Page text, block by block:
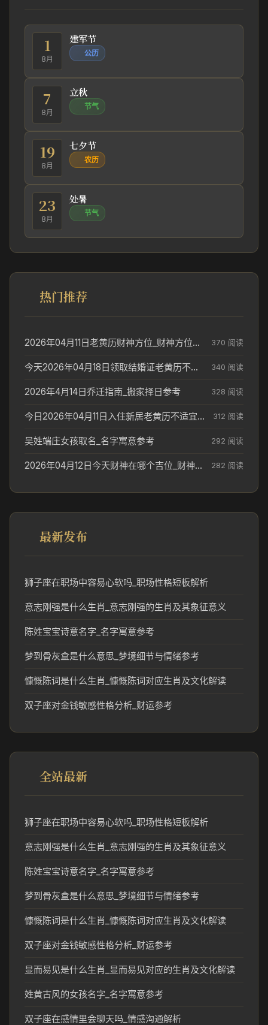
1
8月
建军节
公历
7
8月
立秋
节气
19
8月
七夕节
农历
23
8月
处暑
节气
热门推荐
2026年04月11日老黄历财神方位_财神方位与供奉讲究 370 阅读
今天2026年04月18日领取结婚证老黄历不适合吗_领证日期参考 340 阅读
2026年4月14日乔迁指南_搬家择日参考 328 阅读
今日2026年04月11日入住新居老黄历不适宜吗_搬家择日参考 312 阅读
吴姓端庄女孩取名_名字寓意参考 292 阅读
2026年04月12日今天财神在哪个吉位_财神方位参考 282 阅读
最新发布
狮子座在职场中容易心软吗_职场性格短板解析
意志刚强是什么生肖_意志刚强的生肖及其象征意义
陈姓宝宝诗意名字_名字寓意参考
梦到骨灰盒是什么意思_梦境细节与情绪参考
慷慨陈词是什么生肖_慷慨陈词对应生肖及文化解读
双子座对金钱敏感性格分析_财运参考
全站最新
狮子座在职场中容易心软吗_职场性格短板解析
意志刚强是什么生肖_意志刚强的生肖及其象征意义
陈姓宝宝诗意名字_名字寓意参考
梦到骨灰盒是什么意思_梦境细节与情绪参考
慷慨陈词是什么生肖_慷慨陈词对应生肖及文化解读
双子座对金钱敏感性格分析_财运参考
显而易见是什么生肖_显而易见对应的生肖及文化解读
姓黄古风的女孩名字_名字寓意参考
双子座在感情里会聊天吗_情感沟通解析